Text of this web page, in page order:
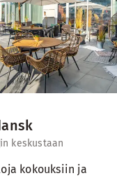
keskustaan
kokouksiin ja